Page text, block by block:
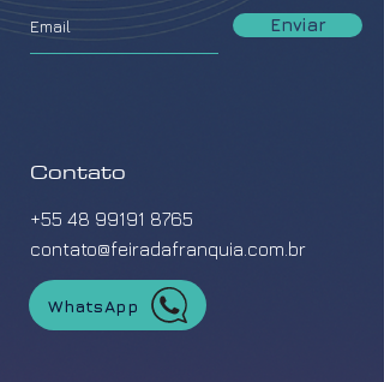
Enviar
Contato
+55 48 99191 8765
contato@feiradafranquia.com.br
WhatsApp